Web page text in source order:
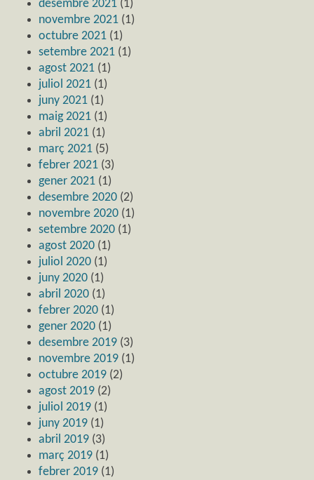
desembre 2021 (1)
novembre 2021 (1)
octubre 2021 (1)
setembre 2021 (1)
agost 2021 (1)
juliol 2021 (1)
juny 2021 (1)
maig 2021 (1)
abril 2021 (1)
març 2021 (5)
febrer 2021 (3)
gener 2021 (1)
desembre 2020 (2)
novembre 2020 (1)
setembre 2020 (1)
agost 2020 (1)
juliol 2020 (1)
juny 2020 (1)
abril 2020 (1)
febrer 2020 (1)
gener 2020 (1)
desembre 2019 (3)
novembre 2019 (1)
octubre 2019 (2)
agost 2019 (2)
juliol 2019 (1)
juny 2019 (1)
abril 2019 (3)
març 2019 (1)
febrer 2019 (1)